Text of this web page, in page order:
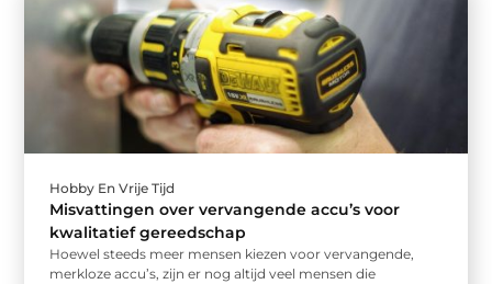
Hobby En Vrije Tijd
Misvattingen over vervangende accu’s voor
kwalitatief gereedschap
Hoewel steeds meer mensen kiezen voor vervangende,
merkloze accu’s, zijn er nog altijd veel mensen die